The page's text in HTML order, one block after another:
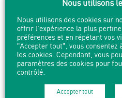
Accompagnés d’artistes de la
d’enseignantes, les enfants
découvrir leurs poèmes-affiches
PARTAGER
Nous utilisons
Nous utilisons des cookies sur
offrir l'expérience la plus
préférences et en répétant vos
"Accepter tout", vous consentez
les cookies. Cependant, vous
paramètres des cookies pour
contrôlé.
Accepter tout